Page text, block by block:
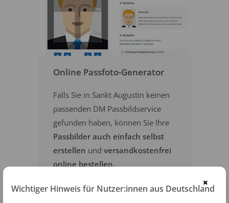
Online Passfoto-Generator
Falls Sie in Sankt Augustin keinen
passenden DM Passbildservice
gefunden haben, können Sie Ihre
Passbilder auch einfach selbst
erstellen und versandkostenfrei
online bestellen.
×
Wichtiger Hinweis für Nutzer:innen aus Deutschland